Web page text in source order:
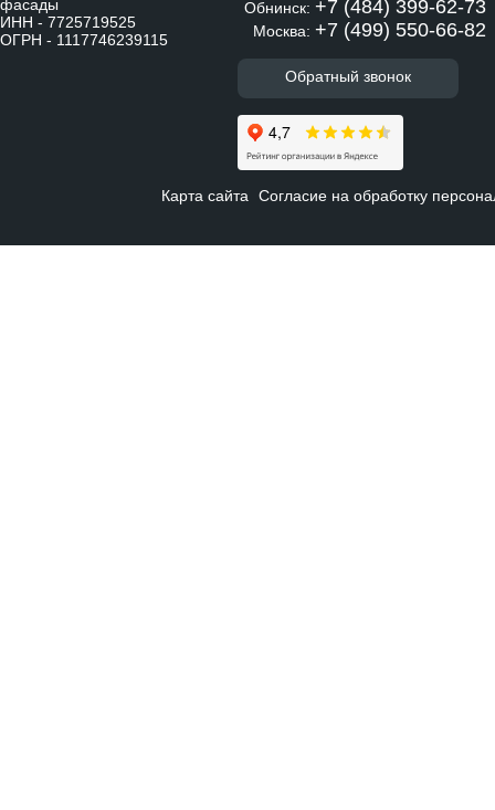
фасады
ИНН - 7725719525
ОГРН - 1117746239115
Обнинск: +7 (484) 399-62-73
Москва: +7 (499) 550-66-82
Обратный звонок
Карта сайта Согласие на обработку